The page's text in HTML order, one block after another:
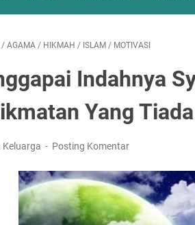
/ AGAMA / HIKMAH / ISLAM / MOTIVASI
Indahnya
Yang
Keluarga Posting Komentar